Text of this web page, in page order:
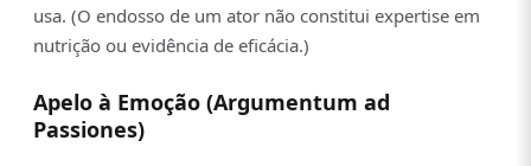
usa. (O endosso de um ator não constitui expertise em
nutrição ou evidência de eficácia.)
Apelo à Emoção (Argumentum ad
Passiones)